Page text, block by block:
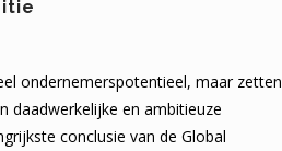
ondernemerspotentieel, maar
daadwerkelijke en ambitieuze
conclusie van de Global